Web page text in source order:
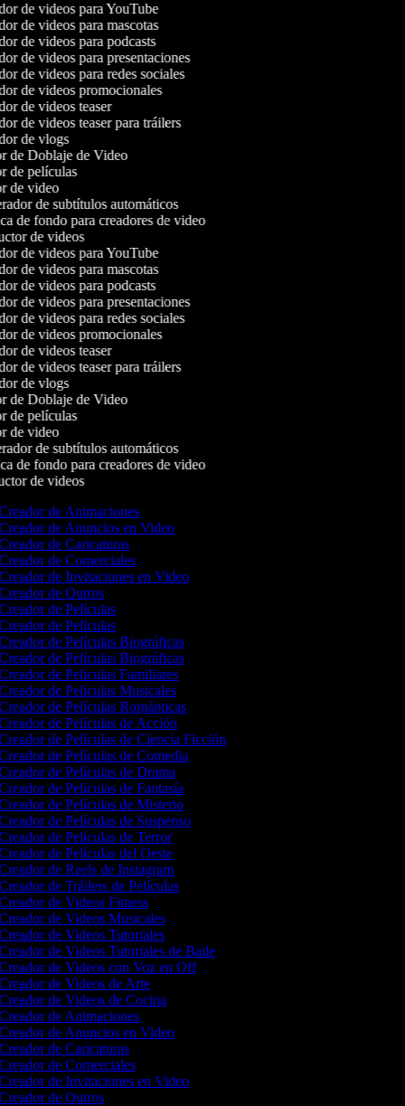
de videos para YouTube
de videos para mascotas
de videos para podcasts
de videos para presentaciones
de videos para redes sociales
de videos promocionales
de videos teaser
de videos teaser para tráilers
de vlogs
de Doblaje de Video
de películas
de video
de subtítulos automáticos
de fondo para creadores de video
de videos
de videos para YouTube
de videos para mascotas
de videos para podcasts
de videos para presentaciones
de videos para redes sociales
de videos promocionales
de videos teaser
de videos teaser para tráilers
de vlogs
de Doblaje de Video
de películas
de video
de subtítulos automáticos
de fondo para creadores de video
de videos
de Animaciones
de Anuncios en Video
de Caricaturas
de Comerciales
de Invitaciones en Video
de Outros
de Películas
de Películas
de Películas Biográficas
de Películas Biográficas
de Películas Familiares
de Películas Musicales
de Películas Románticas
de Películas de Acción
de Películas de Ciencia Ficción
de Películas de Comedia
de Películas de Drama
de Películas de Fantasía
de Películas de Misterio
de Películas de Suspenso
de Películas de Terror
de Películas del Oeste
de Reels de Instagram
de Tráilers de Películas
de Videos Fitness
de Videos Musicales
de Videos Tutoriales
de Videos Tutoriales de Baile
de Videos con Voz en Off
de Videos de Arte
de Videos de Cocina
de Animaciones
de Anuncios en Video
de Caricaturas
de Comerciales
de Invitaciones en Video
de Outros